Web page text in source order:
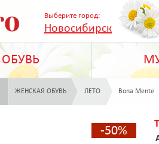
Выберите город:
Новосибирск
ЖЕНСКАЯ ОБУВЬ ЛЕТО Bona Mente
-50%